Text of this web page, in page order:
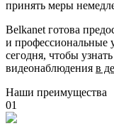
принять меры
Belkanet готова
и профессиональные
сегодня, чтобы
видеонаблюдения в
Наши преимущества
01